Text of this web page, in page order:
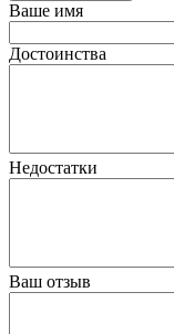
Ваше имя
Достоинства
Недостатки
Ваш отзыв